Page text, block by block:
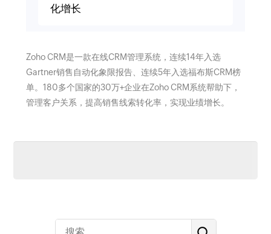
化增长
Zoho CRM是一款在线CRM管理系统，连续14年入选
Gartner销售自动化象限报告、连续5年入选福布斯CRM榜
单。180多个国家的30万+企业在Zoho CRM系统帮助下，
管理客户关系，提高销售线索转化率，实现业绩增长。